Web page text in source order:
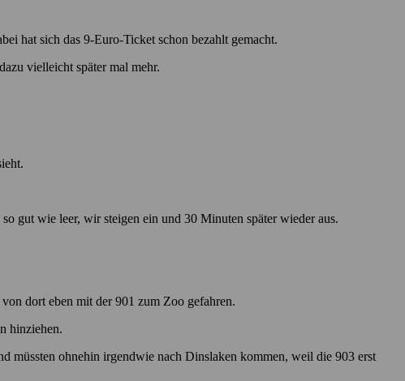
hat sich das 9-Euro-Ticket schon bezahlt gemacht.
vielleicht später mal mehr.
gut wie leer, wir steigen ein und 30 Minuten später wieder aus.
dort eben mit der 901 zum Zoo gefahren.
hinziehen.
müssten ohnehin irgendwie nach Dinslaken kommen, weil die 903 erst